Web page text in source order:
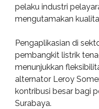
pelaku industri
mengutamakan
Pengaplikasian di
pembangkit listrik
menunjukkan
alternator Leroy
kontribusi besar bagi
Surabaya.